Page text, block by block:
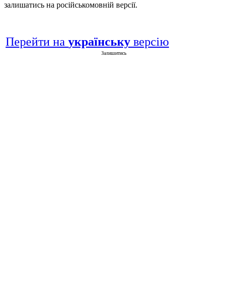
залишатись на російськомовній версії.
Перейти на українську версію
Залишитись